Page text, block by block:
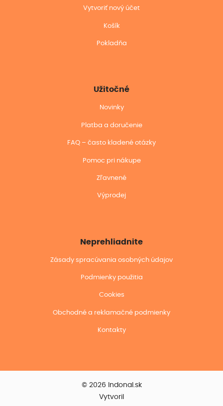
Vytvoriť nový účet
Košík
Pokladňa
Užitočné
Novinky
Platba a doručenie
FAQ – často kladené otázky
Pomoc pri nákupe
Zľavnené
Výprodej
Neprehliadnite
Zásady spracúvania osobných údajov
Podmienky použitia
Cookies
Obchodné a reklamačné podmienky
Kontakty
© 2026 Indonal.sk
Vytvoril